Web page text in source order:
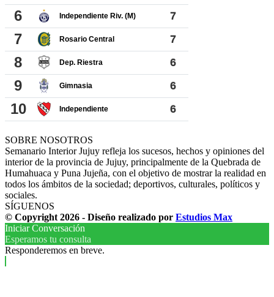
SOBRE NOSOTROS
Semanario Interior Jujuy refleja los sucesos, hechos y opiniones del
interior de la provincia de Jujuy, principalmente de la Quebrada de
Humahuaca y Puna Jujeña, con el objetivo de mostrar la realidad en
todos los ámbitos de la sociedad; deportivos, culturales, políticos y
sociales.
SÍGUENOS
© Copyright 2026 - Diseño realizado por Estudios Max
Iniciar Conversación
Esperamos tu consulta
Responderemos en breve.